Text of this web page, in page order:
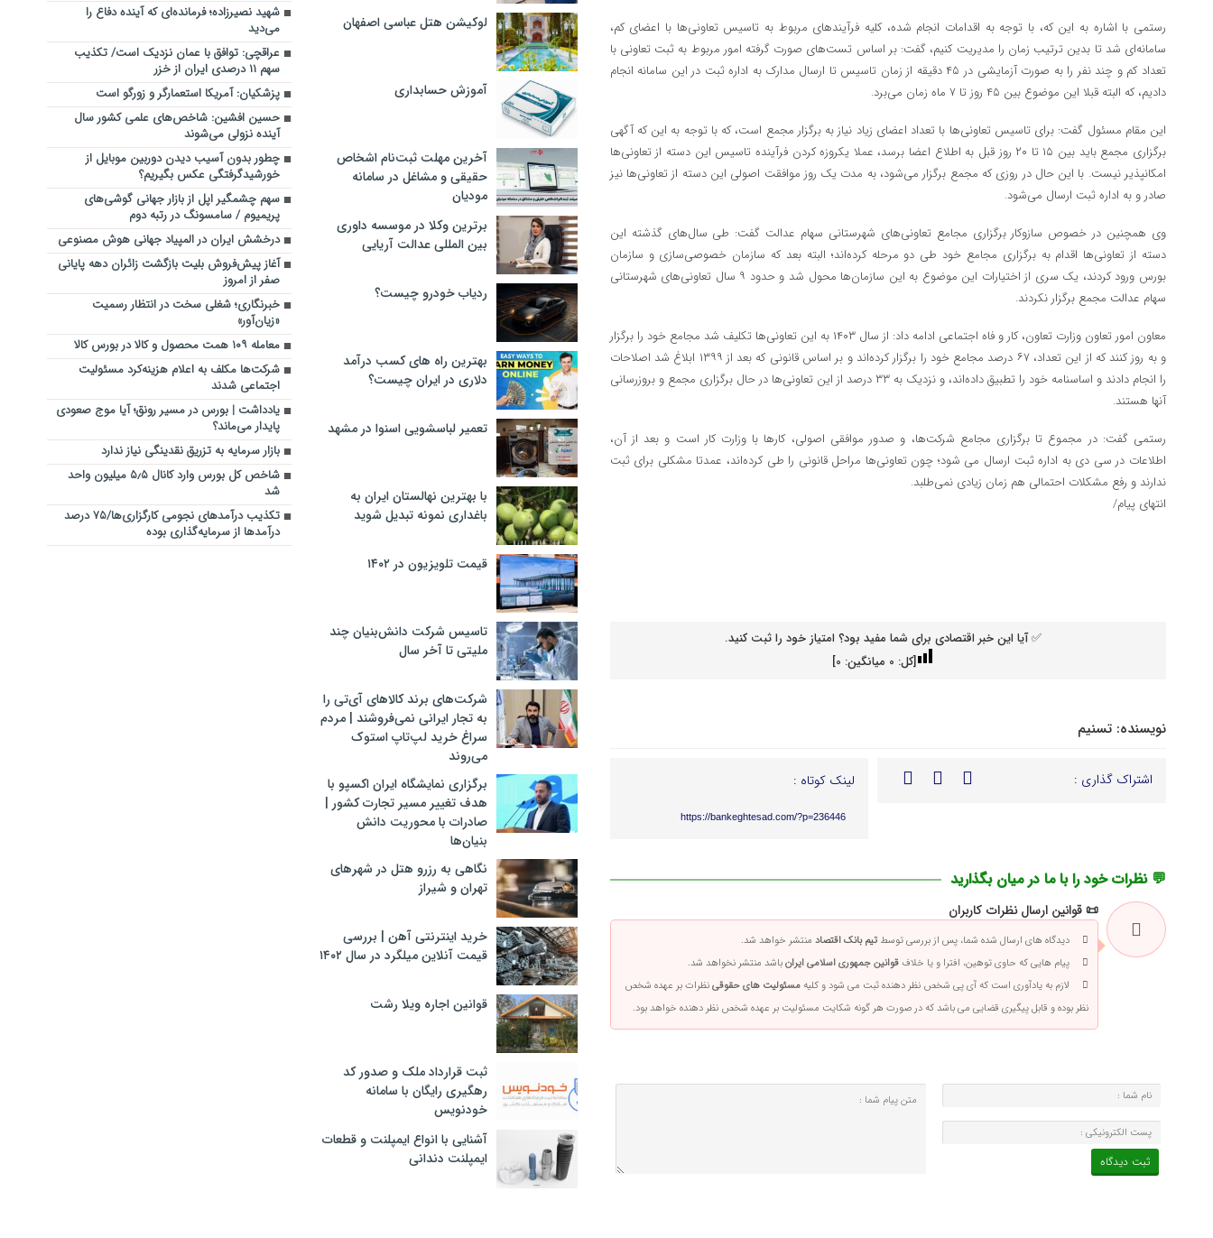
رستمی با اشاره به این که، با توجه به اقدامات انجام شده، کلیه فرآیندهای مربوط به تاسیس تعاونی‌ها با اعضای کم،
سامانه‌ای شد تا بدین ترتیب زمان را مدیریت کنیم، گفت: بر اساس تست‌های صورت گرفته امور مربوط به ثبت تعاونی با
تعداد کم و چند نفر را به صورت آزمایشی در ۴۵ دقیقه از زمان تاسیس تا ارسال مدارک به اداره ثبت در این سامانه انجام
دادیم، که البته قبلا این موضوع بین ۴۵ روز تا ۷ ماه زمان می‌برد.
این مقام مسئول گفت: برای تاسیس تعاونی‌ها با تعداد اعضای زیاد نیاز به برگزار مجمع است، که با توجه به این که آگهی
برگزاری مجمع باید بین ۱۵ تا ۲۰ روز قبل به اطلاع اعضا برسد، عملا یکروزه کردن فرآینده تاسیس این دسته از تعاونی‌ها
امکانپذیر نیست. با این حال در روزی که مجمع برگزار می‌شود، به مدت یک روز موافقت اصولی این دسته از تعاونی‌ها نیز
صادر و به اداره ثبت ارسال می‌شود.
وی همچنین در خصوص سازوکار برگزاری مجامع تعاونی‌های شهرستانی سهام عدالت گفت: طی سال‌های گذشته این
دسته از تعاونی‌ها اقدام به برگزاری مجامع خود طی دو مرحله کرده‌اند؛ البته بعد که سازمان خصوصی‌سازی و سازمان
بورس ورود کردند، یک سری از اختیارات این موضوع به این سازمان‌ها محول شد و حدود ۹ سال تعاونی‌های شهرستانی
سهام عدالت مجمع برگزار نکردند.
معاون امور تعاون وزارت تعاون، کار و فاه اجتماعی ادامه داد: از سال ۱۴۰۳ به این تعاونی‌ها تکلیف شد مجامع خود را برگزار
و به روز کنند که از این تعداد، ۶۷ درصد مجامع خود را برگزار کرده‌اند و بر اساس قانونی که بعد از ۱۳۹۹ ابلاغ شد اصلاحات
را انجام دادند و اساسنامه خود را تطبیق داده‌اند، و نزدیک به ۳۳ درصد از این تعاونی‌ها در حال برگزاری مجمع و بروزرسانی
آنها هستند.
رستمی گفت: در مجموع تا برگزاری مجامع شرکت‌ها، و صدور موافقی اصولی، کارها با وزارت کار است و بعد از آن،
اطلاعات در سی دی به اداره ثبت ارسال می شود؛ چون تعاونی‌ها مراحل قانونی را طی کرده‌اند، عمدتا مشکلی برای ثبت
ندارند و رفع مشکلات احتمالی هم زمان زیادی نمی‌طلبد.
انتهای پیام/
✅ آیا این خبر اقتصادی برای شما مفید بود؟ امتیاز خود را ثبت کنید.
[کل: 0 میانگین: 0
]
نویسنده: تسنیم
اشتراک گذاری : لینک کوتاه :
https://bankeghtesad.com/?p=236446
💬 نظرات خود را با ما در میان بگذارید
📜 قوانین ارسال نظرات کاربران
دیدگاه های ارسال شده شما، پس از بررسی توسط تیم بانک اقتصاد منتشر خواهد شد.
پیام هایی که حاوی توهین، افترا و یا خلاف قوانین جمهوری اسلامی ایرانباشد منتشر نخواهد شد.
لازم به یادآوری است که آی پی شخص نظر دهنده ثبت می شود و کلیه مسئولیت های حقوقینظرات بر عهده شخص
نظر بوده و قابل پیگیری قضایی می باشد که در صورت هر گونه شکایت مسئولیت بر عهده شخص نظر دهنده خواهد بود.
لوکیشن هتل عباسی اصفهان
آموزش حسابداری
آخرین مهلت ثبت‌نام اشخاص
حقیقی و مشاغل در سامانه
مودیان
برترین وکلا در موسسه داوری
بین المللی عدالت آریایی
ردیاب خودرو چیست؟
بهترین راه های کسب درآمد
دلاری در ایران چیست؟
تعمیر لباسشویی اسنوا در مشهد
با بهترین نهالستان ایران به
باغداری نمونه تبدیل شوید
قیمت تلویزیون در ۱۴۰۲
تاسیس شرکت دانش‌بنیان چند
ملیتی تا آخر سال
شرکت‌های برند کالاهای آی‌تی را
به تجار ایرانی نمی‌فروشند | مردم
سراغ خرید لپ‌تاپ استوک
می‌روند
برگزاری نمایشگاه ایران اکسپو با
هدف تغییر مسیر تجارت کشور |
صادرات با محوریت دانش
بنیان‌ها
نگاهی به رزرو هتل در شهرهای
تهران و شیراز
خرید اینترنتی آهن | بررسی
قیمت آنلاین میلگرد در سال ۱۴۰۲
قوانین اجاره ویلا رشت
ثبت قرارداد ملک و صدور کد
رهگیری رایگان با سامانه
خودنویس
آشنایی با انواع ایمپلنت و قطعات
ایمپلنت دندانی
شهید نصیرزاده؛ فرمانده‌ای که آینده دفاع را
می‌دید
عراقچی: توافق با عمان نزدیک است/ تکذیب
سهم ۱۱ درصدی ایران از خزر
پزشکیان: آمریکا استعمارگر و زورگو است
حسین افشین: شاخص‌های علمی کشور سال
آینده نزولی می‌شوند
چطور بدون آسیب دیدن دوربین موبایل از
خورشیدگرفتگی عکس بگیریم؟
سهم چشمگیر اپل از بازار جهانی گوشی‌های
پریمیوم / سامسونگ در رتبه دوم
درخشش ایران در المپیاد جهانی هوش مصنوعی
آغاز پیش‌فروش بلیت بازگشت زائران دهه پایانی
صفر از امروز
خبرنگاری؛ شغلی سخت در انتظار رسمیت
«زیان‌آور»
معامله ۱۰۹ همت محصول و کالا در بورس کالا
شرکت‌ها مکلف به اعلام هزینه‌کرد مسئولیت
اجتماعی شدند
یادداشت | بورس در مسیر رونق؛ آیا موج صعودی
پایدار می‌ماند؟
بازار سرمایه به تزریق نقدینگی نیاز ندارد
شاخص کل بورس وارد کانال ۵٫۵ میلیون واحد
شد
تکذیب درآمدهای نجومی کارگزاری‌ها/۷۵ درصد
درآمدها از سرمایه‌گذاری بوده